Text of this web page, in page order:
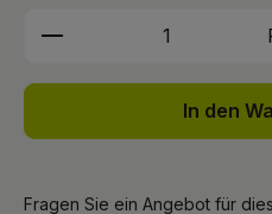
Produkt Anzahl:
In den
Fragen Sie ein Angebot für